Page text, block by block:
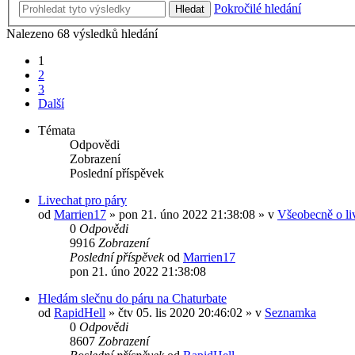
Hledat
Pokročilé hledání
Nalezeno 68 výsledků hledání
1
2
3
Další
Témata
Odpovědi
Zobrazení
Poslední příspěvek
Livechat pro páry
od Marrien17 » pon 21. úno 2022 21:38:08 » v Všeobecně o
0 Odpovědi
9916 Zobrazení
Poslední příspěvekod Marrien17
pon 21. úno 2022 21:38:08
Hledám slečnu do páru na Chaturbate
od RapidHell » čtv 05. lis 2020 20:46:02 » v Seznamka
0 Odpovědi
8607 Zobrazení